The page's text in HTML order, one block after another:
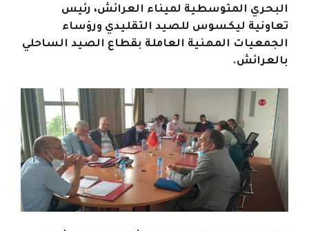
البحري المتوسطية لميناء العرائش، رئيس
تعاونية ليكسوس للصيد التقليدي ورؤساء
الجمعيات المهنية العاملة بقطاع الصيد الساحلي
بالعرائش.